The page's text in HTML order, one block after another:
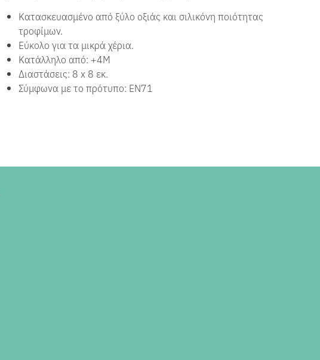
Κατασκευασμένο από ξύλο οξιάς και σιλικόνη ποιότητας
τροφίμων.
Εύκολο για τα μικρά χέρια.
Κατάλληλο από: +4Μ
Διαστάσεις: 8 x 8 εκ.
Σύμφωνα με το πρότυπο: EN71